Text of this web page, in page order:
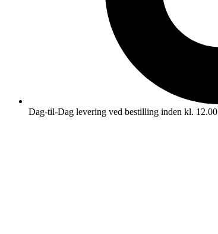
Dag-til-Dag levering ved bestilling inden kl. 12.00